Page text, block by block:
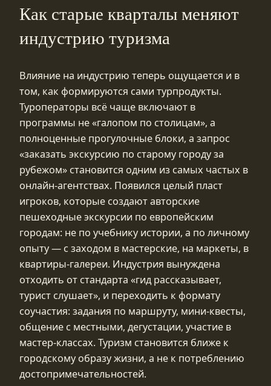
Как старые кварталы меняют
индустрию туризма
Влияние на индустрию теперь ощущается и в
том, как формируются сами турпродукты.
Туроператоры всё чаще включают в
программы не «галопом по столицам», а
полноценные прогулочные блоки, а запрос
«заказать экскурсию по старому городу за
рубежом» становится одним из самых частых в
онлайн‑агентствах. Появился целый пласт
игроков, которые создают авторские
пешеходные экскурсии по европейским
городам: не по учебнику истории, а по личному
опыту — с заходом в мастерские, на маркеты, в
квартиры‑галереи. Индустрия вынуждена
отходить от стандарта «гид рассказывает,
турист слушает», и переходить к формату
соучастия: задания по маршруту, мини‑квесты,
общение с местными, дегустации, участие в
мастер‑классах. Туризм становится ближе к
городскому образу жизни, а не к потреблению
достопримечательностей.